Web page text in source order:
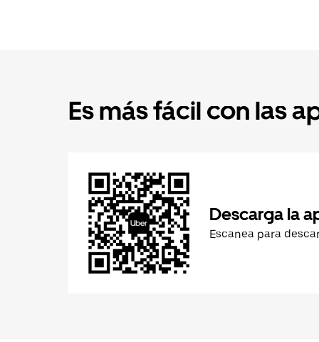
Es más fácil con las
Descarga la
Escanea para